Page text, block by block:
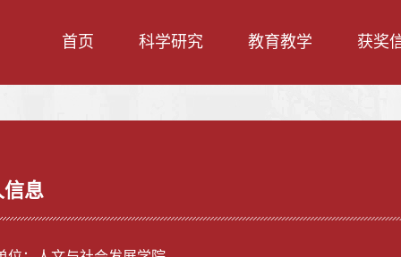
首页 科学研究 教育教学 获奖
息